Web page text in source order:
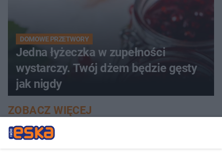
DOMOWE PRZETWORY
Jedna łyżeczka w zupełności
wystarczy. Twój dżem będzie gęsty
jak nigdy
ZOBACZ WIĘCEJ